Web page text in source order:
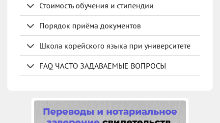
Стоимость обучения и стипендии
Порядок приёма документов
Школа корейского языка при университете
FAQ ЧАСТО ЗАДАВАЕМЫЕ ВОПРОСЫ